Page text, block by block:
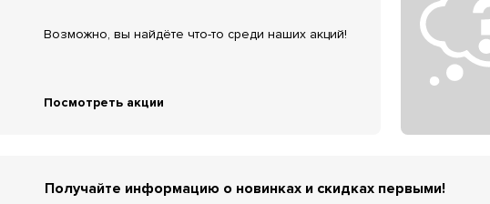
Возможно, вы найдёте что-то среди наших акций!
Посмотреть акции
Получайте информацию о новинках и скидках первыми!